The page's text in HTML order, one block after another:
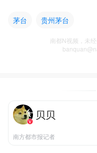
茅台 贵州茅台
南都N视频，未
贝贝
南方都市报记者